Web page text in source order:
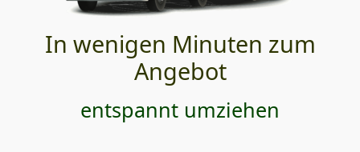
In wenigen Minuten zum
Angebot
entspannt umziehen